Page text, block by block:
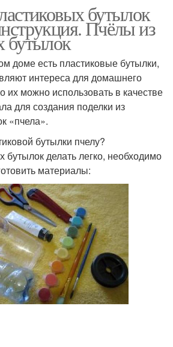
бутылок
Пчёлы из
бутылок
доме есть пластиковые бутылки,
интереса для домашнего
их можно использовать в качестве
для создания поделки из
«пчела».
бутылки пчелу?
бутылок делать легко, необходимо
материалы: